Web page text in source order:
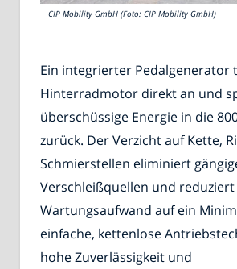
CIP Mobility GmbH (Foto: CIP Mobility GmbH)
Ein integrierter Pedalgenerator
Hinterradmotor direkt an und
überschüssige Energie in die
zurück. Der Verzicht auf Kette,
Schmierstellen eliminiert
Verschleißquellen und reduziert
Wartungsaufwand auf ein
einfache, kettenlose
hohe Zuverlässigkeit und